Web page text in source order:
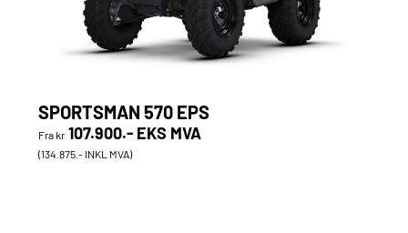
SPORTSMAN 570 EPS
Fra kr 107.900.- EKS MVA
(134.875.- INKL MVA)